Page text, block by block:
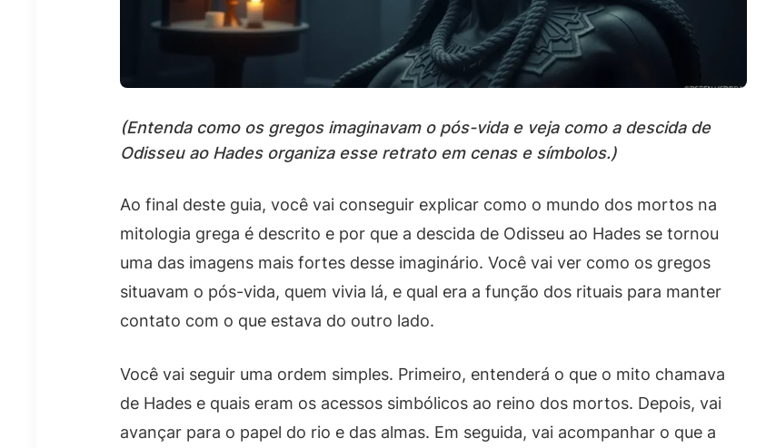
(Entenda como os gregos imaginavam o pós-vida e veja como a descida de
Odisseu ao Hades organiza esse retrato em cenas e símbolos.)
Ao final deste guia, você vai conseguir explicar como o mundo dos mortos na
mitologia grega é descrito e por que a descida de Odisseu ao Hades se tornou
uma das imagens mais fortes desse imaginário. Você vai ver como os gregos
situavam o pós-vida, quem vivia lá, e qual era a função dos rituais para manter
contato com o que estava do outro lado.
Você vai seguir uma ordem simples. Primeiro, entenderá o que o mito chamava
de Hades e quais eram os acessos simbólicos ao reino dos mortos. Depois, vai
avançar para o papel do rio e das almas. Em seguida, vai acompanhar o que a